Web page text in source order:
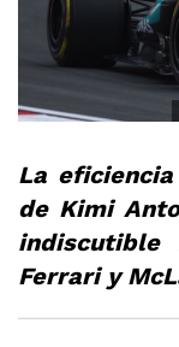
La
de Kimi
Ferrari y